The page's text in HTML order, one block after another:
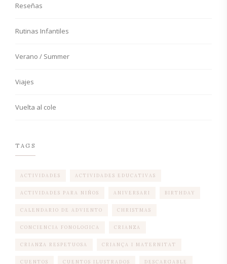
Reseñas
Rutinas Infantiles
Verano / Summer
Viajes
Vuelta al cole
TAGS
ACTIVIDADES ACTIVIDADES EDUCATIVAS
ACTIVIDADES PARA NIÑOS ANIVERSARI BIRTHDAY
CALENDARIO DE ADVIENTO CHRISTMAS
CONCIENCIA FONOLOGICA CRIANZA
CRIANZA RESPETUOSA CRIANÇA I MATERNITAT
CUENTOS CUENTOS ILUSTRADOS DESCARGABLE